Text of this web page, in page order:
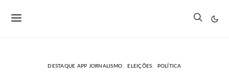
DESTAQUE APP JORNALISMO ELEIÇÕES POLÍTICA